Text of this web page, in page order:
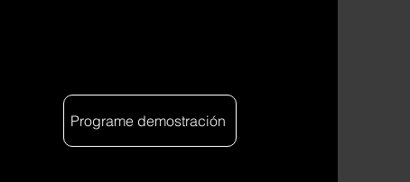
Programe demostración